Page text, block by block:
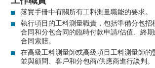
落實手冊中有關所有工料測量職能的要求。
執行項目的工料測量職責，包括準備分包招
合同和分包合同的臨時付款申請/估值、終
合同索賠。
在高級工料測量師或高級項目工料測量師的
並與顧問、客戶和分包商/供應商進行談判。